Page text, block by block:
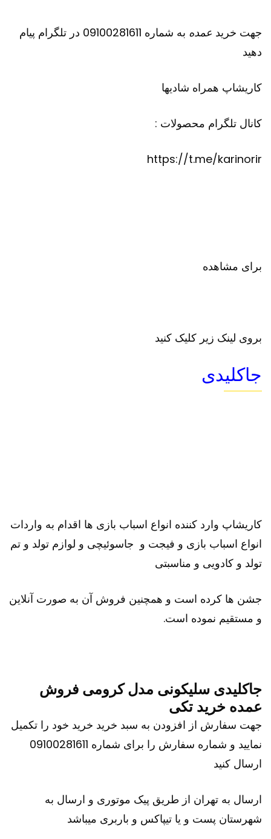
جهت خرید عمده
به شماره 09100281611 در تلگرام پیام
دهید
کاریشاپ همراه شادیها
کانال تلگرام محصولات :
https://t.me/karinorir
برای مشاهده
بروی لینک زیر کلیک کنید
جاکلیدی
کاریشاپ وارد کننده انواع اسباب بازی ها اقدام به واردات
انواع اسباب بازی و فیجت و جاسوئیچی و لوازم تولد و تم
تولد و کادویی و مناسبتی
جشن ها کرده است و همچنین فروش آن به صورت آنلاین
و مستقیم نموده است.
جاکلیدی سلیکونی مدل کرومی فروش
عمده خرید تکی
جهت سفارش از افزودن به سبد خرید خرید خود را تکمیل
نمایید و شماره سفارش را برای شماره 09100281611
ارسال کنید
ارسال به تهران از طریق پیک موتوری و ارسال به
شهرستان پست و یا تیپاکس و باربری میباشد